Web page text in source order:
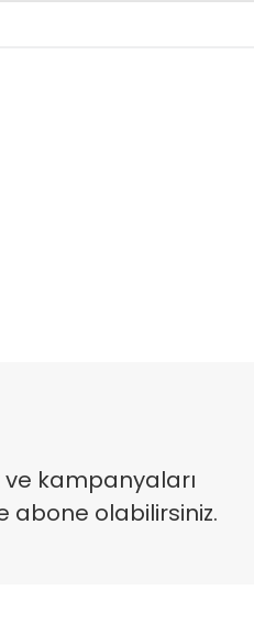
kampanyaları
abone olabilirsiniz.